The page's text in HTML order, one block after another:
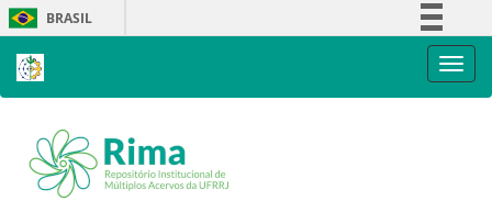
Skip
navigation
BRASIL